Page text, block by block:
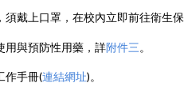
戴上口罩，在校內立即前往衛生保
與預防性用藥，詳附件三。
手冊(連結網址)。